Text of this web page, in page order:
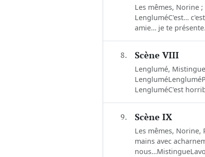
Les mêmes, Norine
LengluméC'est…
amie… je te
8. Scène VIII
Lenglumé,
LengluméC'est
9. Scène IX
Les mêmes,
mains avec